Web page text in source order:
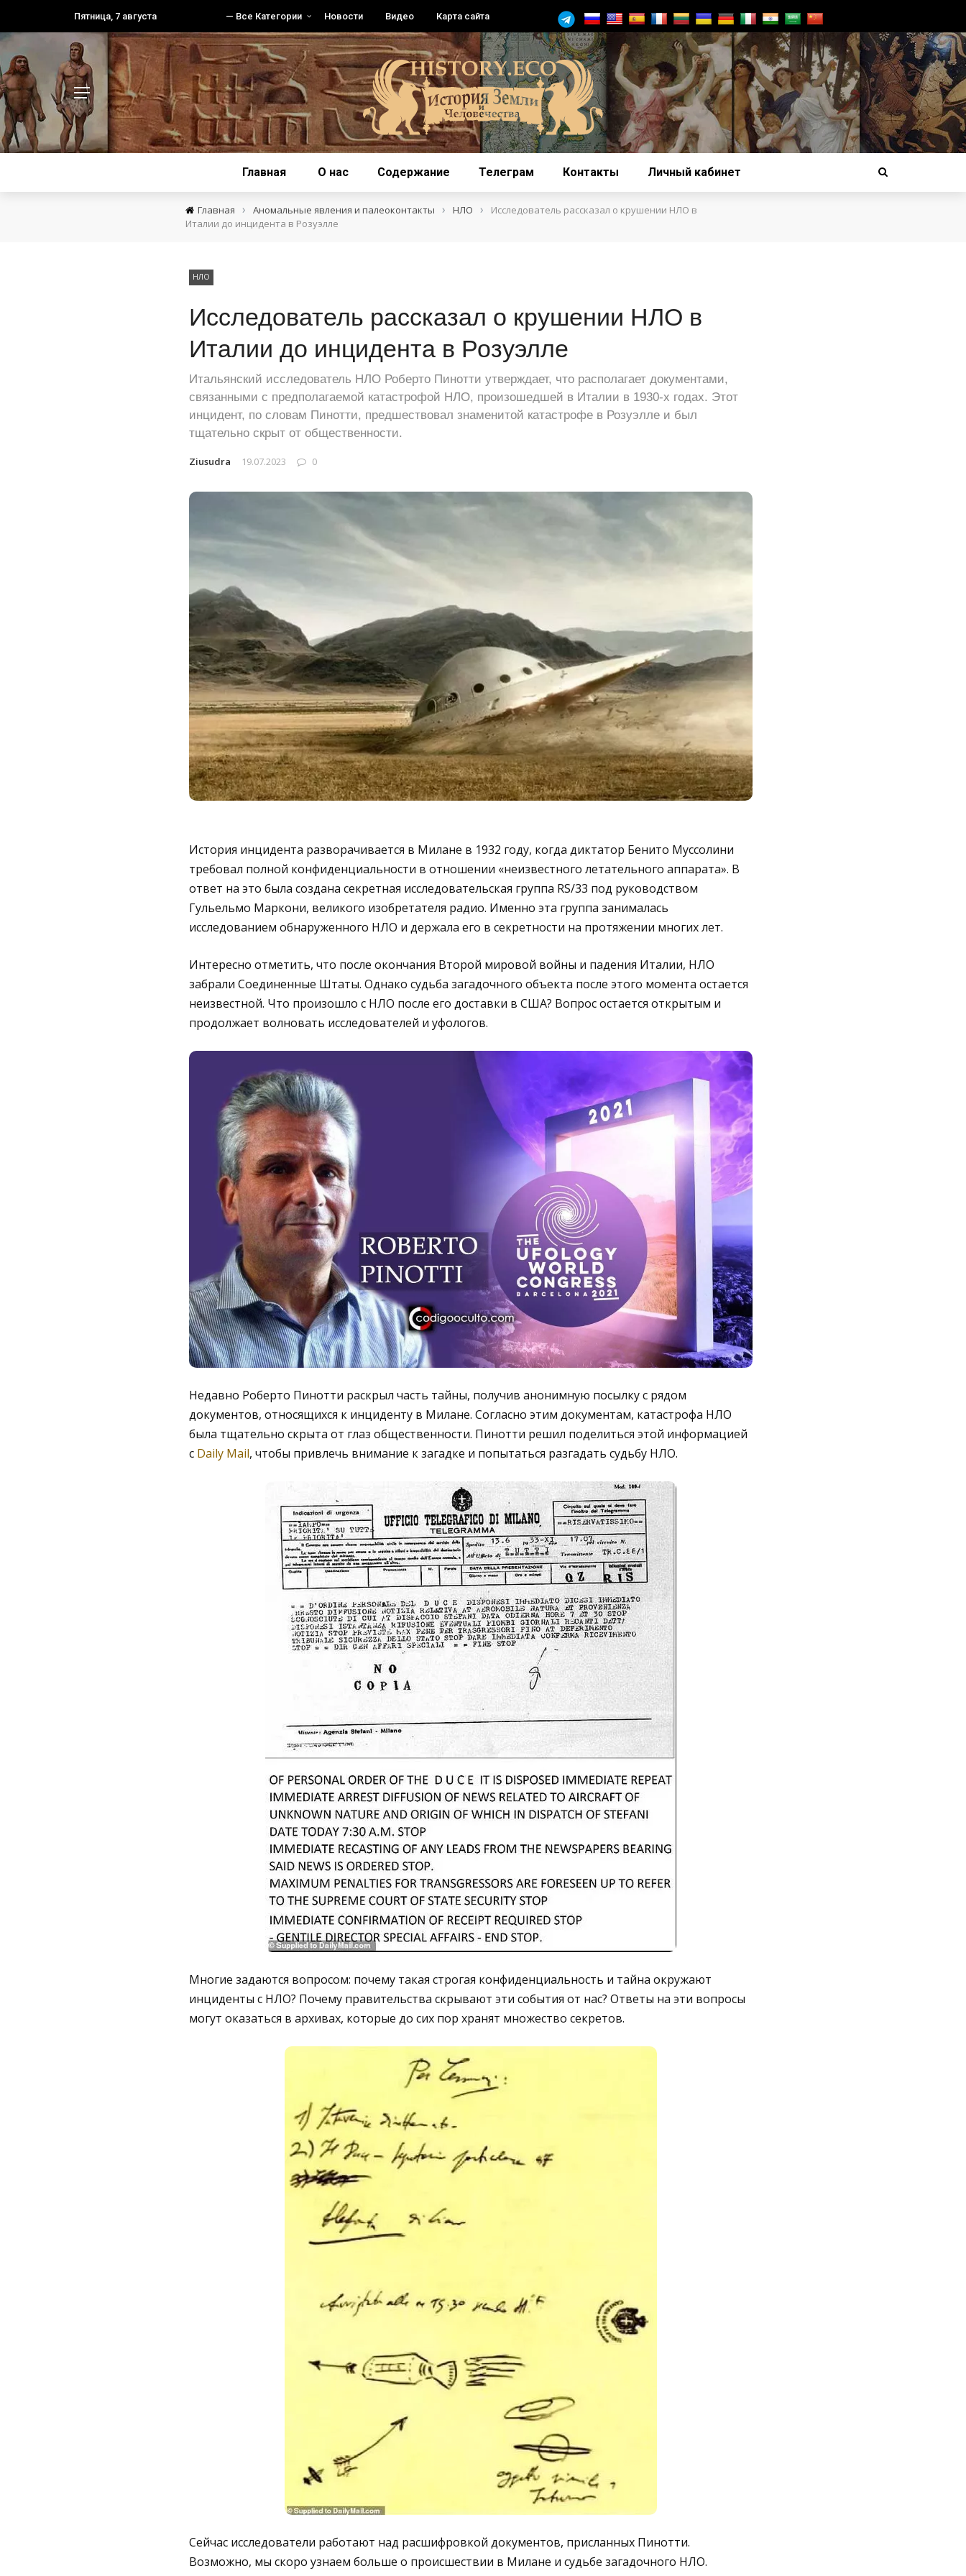
Пятница, 7 августа — Все Категории Новости Видео Карта сайта
Главная О нас Содержание Телеграм Контакты Личный кабинет
Главная › Аномальные явления и палеоконтакты › НЛО ›
Исследователь рассказал о крушении НЛО в
Италии до инцидента в Розуэлле
НЛО
Исследователь рассказал о крушении НЛО в
Италии до инцидента в Розуэлле
Итальянский исследователь НЛО Роберто Пинотти утверждает, что располагает документами,
связанными с предполагаемой катастрофой НЛО, произошедшей в Италии в 1930-х годах. Этот
инцидент, по словам Пинотти, предшествовал знаменитой катастрофе в Розуэлле и был
тщательно скрыт от общественности.
Ziusudra 19.07.2023 0
История инцидента разворачивается в Милане в 1932 году, когда диктатор Бенито Муссолини
требовал полной конфиденциальности в отношении «неизвестного летательного аппарата». В
ответ на это была создана секретная исследовательская группа RS/33 под руководством
Гульельмо Маркони, великого изобретателя радио. Именно эта группа занималась
исследованием обнаруженного НЛО и держала его в секретности на протяжении многих лет.
Интересно отметить, что после окончания Второй мировой войны и падения Италии, НЛО
забрали Соединенные Штаты. Однако судьба загадочного объекта после этого момента остается
неизвестной. Что произошло с НЛО после его доставки в США? Вопрос остается открытым и
продолжает волновать исследователей и уфологов.
Недавно Роберто Пинотти раскрыл часть тайны, получив анонимную посылку с рядом
документов, относящихся к инциденту в Милане. Согласно этим документам, катастрофа НЛО
была тщательно скрыта от глаз общественности. Пинотти решил поделиться этой информацией
с Daily Mail, чтобы привлечь внимание к загадке и попытаться разгадать судьбу НЛО.
Многие задаются вопросом: почему такая строгая конфиденциальность и тайна окружают
инциденты с НЛО? Почему правительства скрывают эти события от нас? Ответы на эти вопросы
могут оказаться в архивах, которые до сих пор хранят множество секретов.
Сейчас исследователи работают над расшифровкой документов, присланных Пинотти.
Возможно, мы скоро узнаем больше о происшествии в Милане и судьбе загадочного НЛО.